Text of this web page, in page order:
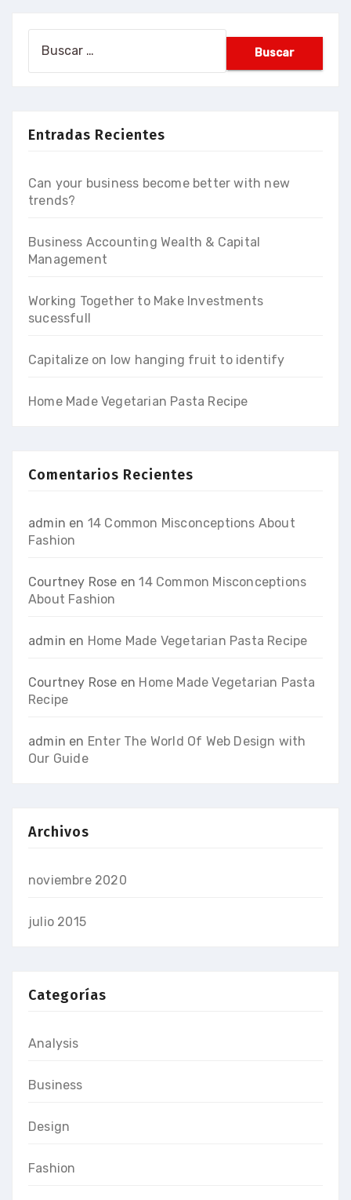
Entradas Recientes
Can your business become better with new
trends?
Business Accounting Wealth & Capital
Management
Working Together to Make Investments
sucessfull
Capitalize on low hanging fruit to identify
Home Made Vegetarian Pasta Recipe
Comentarios Recientes
admin en 14 Common Misconceptions About
Fashion
Courtney Rose en14 Common Misconceptions
About Fashion
admin en Home Made Vegetarian Pasta Recipe
Courtney Rose en Home Made Vegetarian Pasta
Recipe
admin en Enter The World Of Web Design with
Our Guide
Archivos
noviembre 2020
julio 2015
Categorías
Analysis
Business
Design
Fashion